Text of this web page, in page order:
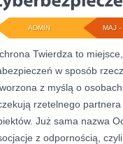
MAJ -
ADMIN
Twierdza to
w sposób
z myślą o
rzetelnego
Już sama nazwa
z odpornością,